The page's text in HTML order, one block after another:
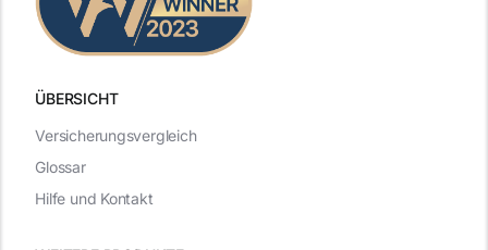
ÜBERSICHT
Versicherungsvergleich
Glossar
Hilfe und Kontakt